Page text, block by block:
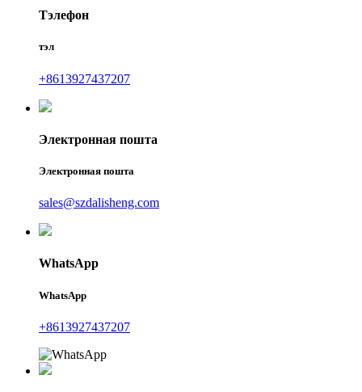
Тэлефон
тэл
+8613927437207
Электронная пошта
Электронная пошта
sales@szdalisheng.com
WhatsApp
WhatsApp
+8613927437207